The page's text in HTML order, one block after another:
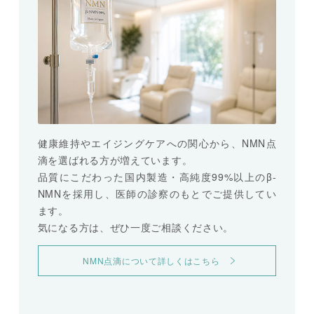
健康維持やエイジングケアへの関心から、NMN点
滴を選ばれる方が増えています。
品質にこだわった国内製造・高純度99%以上のβ-
NMNを採用し、医師の診察のもとでご提供してい
ます。
気になる方は、ぜひ一度ご相談ください。
NMN点滴について詳しくはこちら